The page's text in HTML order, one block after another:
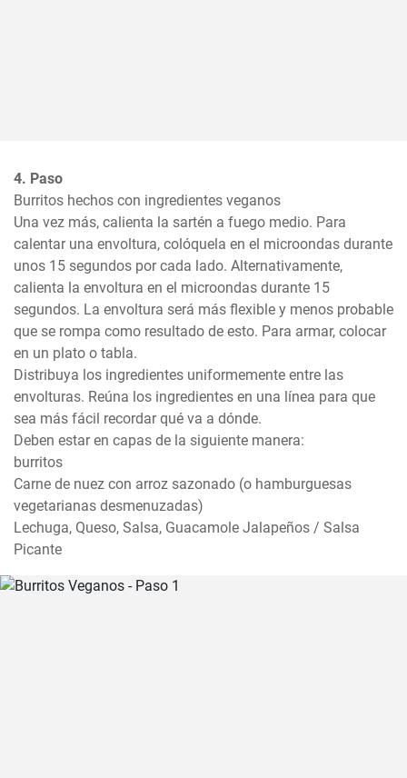
4. Paso
Burritos hechos con ingredientes veganos
Una vez más, calienta la sartén a fuego medio. Para
calentar una envoltura, colóquela en el microondas durante
unos 15 segundos por cada lado. Alternativamente,
calienta la envoltura en el microondas durante 15
segundos. La envoltura será más flexible y menos probable
que se rompa como resultado de esto. Para armar, colocar
en un plato o tabla.
Distribuya los ingredientes uniformemente entre las
envolturas. Reúna los ingredientes en una línea para que
sea más fácil recordar qué va a dónde.
Deben estar en capas de la siguiente manera:
burritos
Carne de nuez con arroz sazonado (o hamburguesas
vegetarianas desmenuzadas)
Lechuga, Queso, Salsa, Guacamole Jalapeños / Salsa
Picante